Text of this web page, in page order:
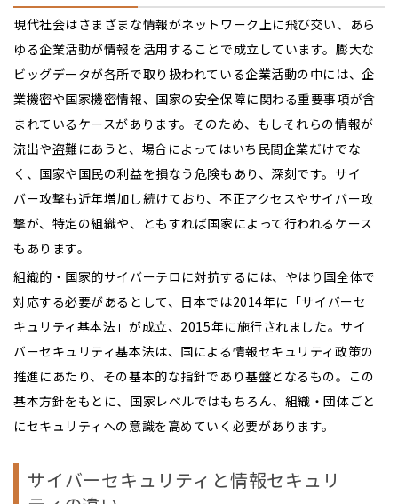
現代社会はさまざまな情報がネットワーク上に飛び交い、あら
ゆる企業活動が情報を活用することで成立しています。膨大な
ビッグデータが各所で取り扱われている企業活動の中には、企
業機密や国家機密情報、国家の安全保障に関わる重要事項が含
まれているケースがあります。そのため、もしそれらの情報が
流出や盗難にあうと、場合によってはいち民間企業だけでな
く、国家や国民の利益を損なう危険もあり、深刻です。サイ
バー攻撃も近年増加し続けており、不正アクセスやサイバー攻
撃が、特定の組織や、ともすれば国家によって行われるケース
もあります。
組織的・国家的サイバーテロに対抗するには、やはり国全体で
対応する必要があるとして、日本では2014年に「サイバーセ
キュリティ基本法」が成立、2015年に施行されました。サイ
バーセキュリティ基本法は、国による情報セキュリティ政策の
推進にあたり、その基本的な指針であり基盤となるもの。この
基本方針をもとに、国家レベルではもちろん、組織・団体ごと
にセキュリティへの意識を高めていく必要があります。
サイバーセキュリティと情報セキュリ